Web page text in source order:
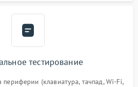
тестирование
(клавиатура, тачпад, Wi-Fi,